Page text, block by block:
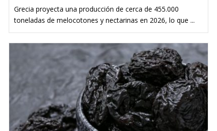
Grecia proyecta una producción de cerca de 455.000
toneladas de melocotones y nectarinas en 2026, lo que ...